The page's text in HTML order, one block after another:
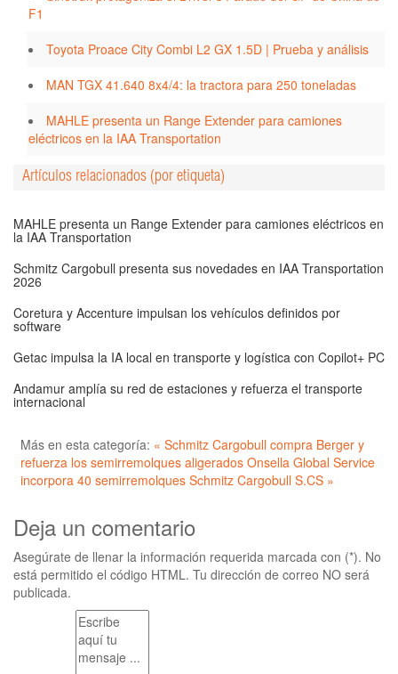
F1
Toyota Proace City Combi L2 GX 1.5D | Prueba y análisis
MAN TGX 41.640 8x4/4: la tractora para 250 toneladas
MAHLE presenta un Range Extender para camiones
eléctricos en la IAA Transportation
Artículos relacionados (por etiqueta)
MAHLE presenta un Range Extender para camiones eléctricos en
la IAA Transportation
Schmitz Cargobull presenta sus novedades en IAA Transportation
2026
Coretura y Accenture impulsan los vehículos definidos por
software
Getac impulsa la IA local en transporte y logística con Copilot+ PC
Andamur amplía su red de estaciones y refuerza el transporte
internacional
Más en esta categoría: « Schmitz Cargobull compra Berger y
refuerza los semirremolques aligerados Onsella Global Service
incorpora 40 semirremolques Schmitz Cargobull S.CS »
Deja un comentario
Asegúrate de llenar la información requerida marcada con (*). No
está permitido el código HTML. Tu dirección de correo NO será
publicada.